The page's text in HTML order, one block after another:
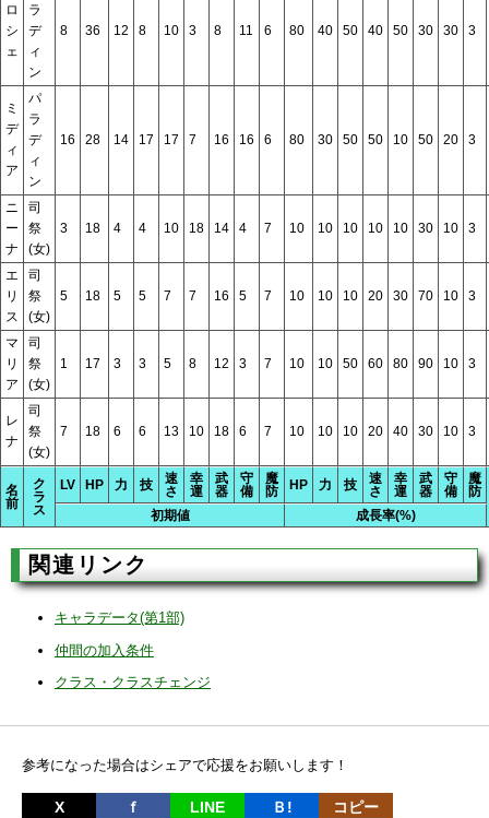
ロ
シ
ェ
ラ
デ
ィ
ン
8 36 12 8 10 3 8 11 6 80 40 50 40 50 30 30 3
ミ
デ
ィ
ア
パ
ラ
デ
ィ
ン
16 28 14 17 17 7 16 16 6 80 30 50 50 10 50 20 3
ニ
ー
ナ
司
祭
(女)
3 18 4 4 10 18 14 4 7 10 10 10 10 10 30 10 3
エ
リ
ス
司
祭
(女)
5 18 5 5 7 7 16 5 7 10 10 10 20 30 70 10 3
マ
リ
ア
司
祭
(女)
1 17 3 3 5 8 12 3 7 10 10 50 60 80 90 10 3
レ
ナ
司
祭
(女)
7 18 6 6 13 10 18 6 7 10 10 10 20 40 30 10 3
名
前
ク
ラ
ス
LV HP 力 技
速
さ
幸
運
武
器
守
備
魔
防
HP 力 技
速
さ
幸
運
武
器
守
備
魔
防
初期値
成長率(%)
関連リンク
キャラデータ(第1部)
仲間の加入条件
クラス・クラスチェンジ
参考になった場合はシェアで応援をお願いします！
X ｆ LINE Ｂ! コピー